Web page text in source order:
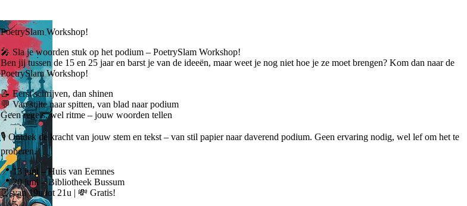
PoetrySlam Workshop!
🎤 Sla je woorden stuk op het podium – PoetrySlam Workshop!
Ben jij tussen de 15 en 25 jaar en barst je van de ideeën, maar weet je nog niet hoe je ze moet brengen? Kom dan naar de
PoetrySlam Workshop!
📝 Eerst schrijven, dan shinen
💬 Van stilte naar spitten, van blad naar podium
Geen regels, wel ritme – jouw woorden tellen
🎙️ Ontdek de kracht van jouw stem en tekst – van stil papier naar daverend podium. Geen ervaring nodig, wel lef om het te
proberen.
📍 13 juni – Huis van Eemnes
📍 20 juni – Bibliotheek Bussum
⏰ van 19u tot 21u | 💸 Gratis!